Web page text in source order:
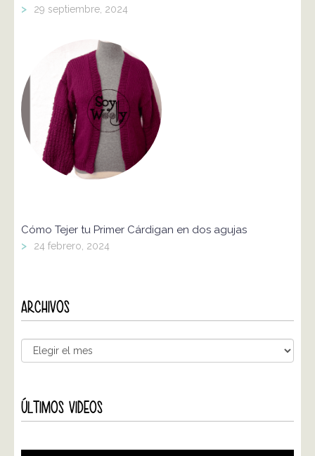
> 29 septiembre, 2024
Cómo Tejer tu Primer Cárdigan en dos agujas
> 24 febrero, 2024
ARCHIVOS
ÚLTIMOS VIDEOS